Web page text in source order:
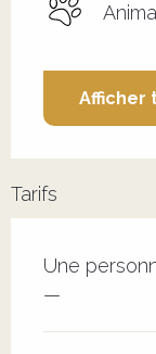
Afficher
Tarifs
Tarifs 2026
Une
—